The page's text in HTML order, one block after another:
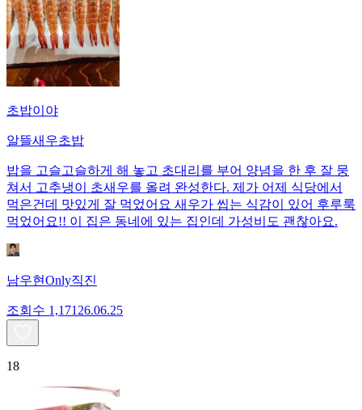
초밥이야
알뜰새우초밥
밥을 고슬고슬하게 해 놓고 초대리를 부어 양념을 한 후 잘 뭉
쳐서 고추냉이 초새우를 올려 완성한다. 제가 어제 식당에서
먹은건데 맛있게 잘 먹었어요 새우가 씹는 식감이 있어 후루룩
먹었어요!! 이 집은 동네에 있는 집인데 가성비도 괜찮아요.
남우현Only직진
조회수 1,171 26.06.25
18